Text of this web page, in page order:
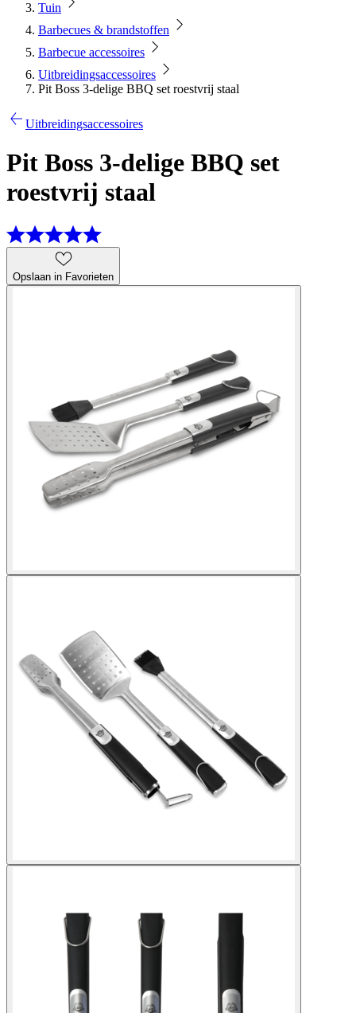
Tuin
Barbecues & brandstoffen
Barbecue accessoires
Uitbreidingsaccessoires
Pit Boss 3-delige BBQ set roestvrij staal
Uitbreidingsaccessoires
Pit Boss 3-delige BBQ set
roestvrij staal
Opslaan in Favorieten